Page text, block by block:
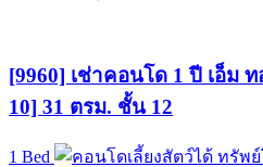
[9960] เช่าคอนโด 1 ปี เอ็ม
10] 31 ตรม. ชั้น 12
1 Bed ทรัพย์